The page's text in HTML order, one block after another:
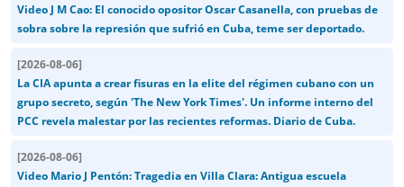
Video J M Cao: El conocido opositor Oscar Casanella, con pruebas de
sobra sobre la represión que sufrió en Cuba, teme ser deportado.
[2026-08-06]
La CIA apunta a crear fisuras en la elite del régimen cubano con un
grupo secreto, según 'The New York Times'. Un informe interno del
PCC revela malestar por las recientes reformas. Diario de Cuba.
[2026-08-06]
Video Mario J Pentón: Tragedia en Villa Clara: Antigua escuela